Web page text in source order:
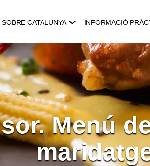
SOBRE CATALUNYA INFORMACIÓ
Menú